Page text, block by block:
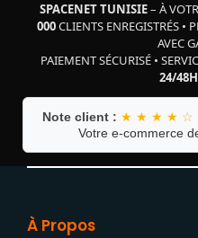
SPACENET TUNISIE– À
000CLIENTS ENREGISTRÉS•
AVEC
PAIEMENT SÉCURISÉ •
24/48H
Note client : ★ ★ ★ ★ ☆
Votre e-commerce
À Propos